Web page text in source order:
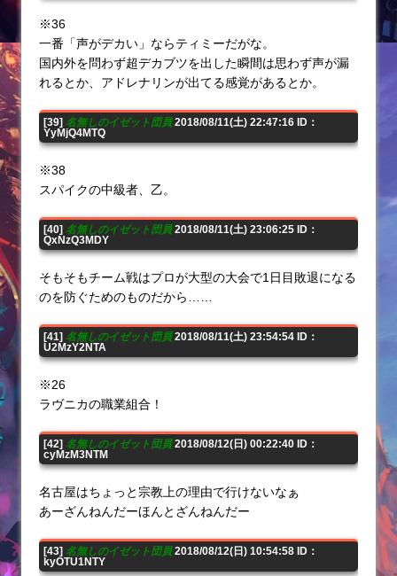
※36
一番「声がデカい」ならティミーだがな。
国内外を問わず超デカブツを出した瞬間は思わず声が漏
れるとか、アドレナリンが出てる感覚があるとか。
[39] 名無しのイゼット団員2018/08/11(土) 22:47:16 ID：
YyMjQ4MTQ
※38
スパイクの中級者、乙。
[40] 名無しのイゼット団員2018/08/11(土) 23:06:25 ID：
QxNzQ3MDY
そもそもチーム戦はプロが大型の大会で1日目敗退になる
のを防ぐためのものだから……
[41] 名無しのイゼット団員2018/08/11(土) 23:54:54 ID：
U2MzY2NTA
※26
ラヴニカの職業組合！
[42] 名無しのイゼット団員2018/08/12(日) 00:22:40 ID：
cyMzM3NTM
名古屋はちょっと宗教上の理由で行けないなぁ
あーざんねんだーほんとざんねんだー
[43] 名無しのイゼット団員2018/08/12(日) 10:54:58 ID：
kyOTU1NTY